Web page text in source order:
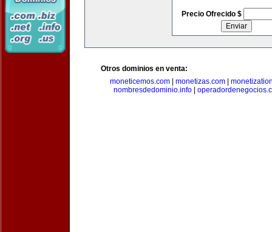
Precio Ofrecido $
Otros dominios en venta:
moneticemos.com
monetizas.com
nombresdedominio.info|